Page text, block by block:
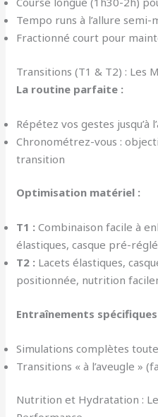
Tempo runs à l’allure
Fractionné court pour
Transitions (T1 & T2) : Les
La routine parfaite :
Répétez vos gestes jusqu’à
Chronométrez-vous :
transition
Optimisation matériel :
T1 : Combinaison facile à
élastiques, casque pré-réglé
T2 : Lacets élastiques,
positionnée, nutrition
Entraînements
Simulations complètes
Transitions « à l’aveugle »
Nutrition et Hydratation :